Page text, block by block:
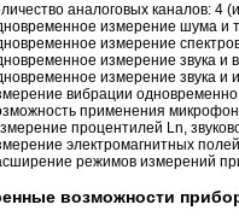
аналоговых каналов: 4
измерение шума и
измерение
измерение звука и
измерение звука и
вибрации одновременно
применения
процентилей Ln,
электромагнитных
режимов измерений
возможности